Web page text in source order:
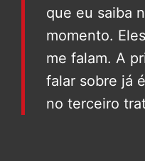
que eu saiba
momento.
me falam. A
falar sobre já
no terceiro